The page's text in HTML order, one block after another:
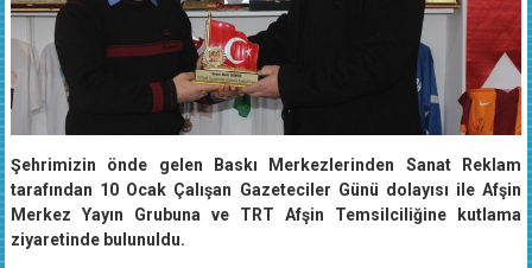
Şehrimizin önde gelen Baskı Merkezlerinden Sanat Reklam
tarafından 10 Ocak Çalışan Gazeteciler Günü dolayısı ile Afşin
Merkez Yayın Grubuna ve TRT Afşin Temsilciliğine kutlama
ziyaretinde bulunuldu.